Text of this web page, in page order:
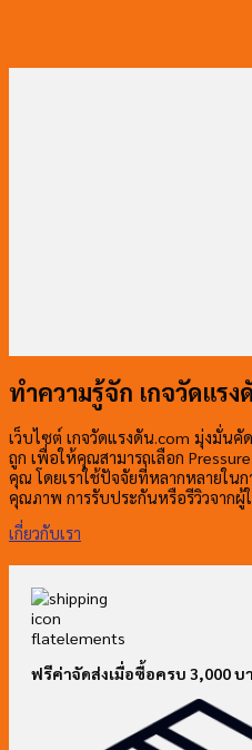
ทำความรู้จัก เกจวัดแร
เว็บไซต์ เกจวัดแรงดัน.com มุ่งมั่นคั
ถูก เพื่อให้คุณสามารถเลือก
คุณ โดยเราใช้ปัจจัยที่หลากหลายในก
คุณภาพ การรับประกันหรือรีวิวจากผู้
เกี่ยวกับเรา
ฟรีค่าจัดส่งเมื่อซื้อครบ 3,000 บ